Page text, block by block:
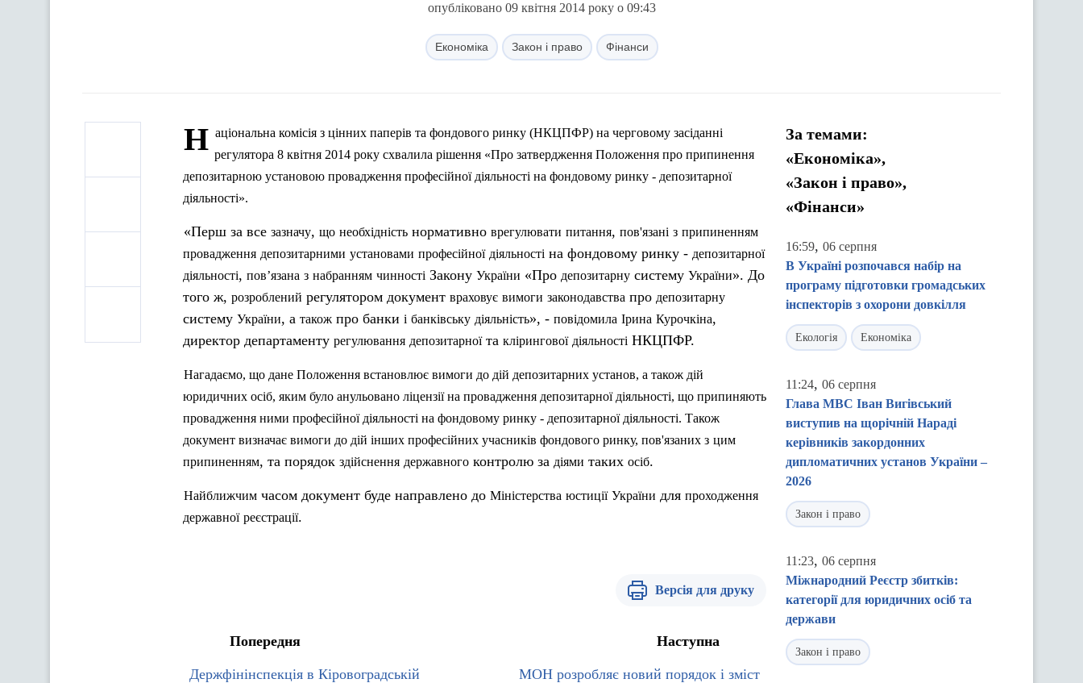
опубліковано 09 квітня 2014 року о 09:43
Економіка Закон і право Фінанси
Н аціональна комісія з цінних паперів та фондового ринку (НКЦПФР) на черговому засіданні
регулятора 8 квітня 2014 року схвалила рішення «Про затвердження Положення про припинення
депозитарною установою провадження професійної діяльності на фондовому ринку - депозитарної
діяльності».
«Перш за все зазначу, що необхідність нормативно врегулювати питання, пов'язані з припиненням
провадження депозитарними установами професійної діяльності на фондовому ринку - депозитарної
діяльності, пов’язана з набранням чинності Закону України «Про депозитарну систему України». До
того ж, розроблений регулятором документ враховує вимоги законодавства про депозитарну
систему України, а також про банки і банківську діяльність», - повідомила Ірина Курочкіна,
директор департаменту регулювання депозитарноїта клірингової діяльності НКЦПФР.
Нагадаємо, що дане Положення встановлює вимоги до дій депозитарних установ, а також дій
юридичних осіб, яким було анульовано ліцензіїна провадження депозитарної діяльності, що припиняють
провадження ними професійної діяльності на фондовому ринку - депозитарної діяльності. Також
документ визначає вимоги до дій інших професійних учасників фондового ринку, пов'язаних з цим
припиненням, та порядок здійснення державного контролю за діями таких осіб.
Найближчим часом документ буде направлено до Міністерства юстиції України для проходження
державної реєстрації.
Версія для друку
Попередня
Держфінінспекція в Кіровоградській
Наступна
МОН розробляє новий порядок і зміст
За темами:
«Економіка»,
«Закон і право»,
«Фінанси»
16:59, 06 серпня
В Україні розпочався набір на
програму підготовки громадських
інспекторів з охорони довкілля
Екологія Економіка
11:24, 06 серпня
Глава МВС Іван Вигівський
виступив на щорічній Нараді
керівників закордонних
дипломатичних установ України –
2026
Закон і право
11:23, 06 серпня
Міжнародний Реєстр збитків:
категорії для юридичних осіб та
держави
Закон і право